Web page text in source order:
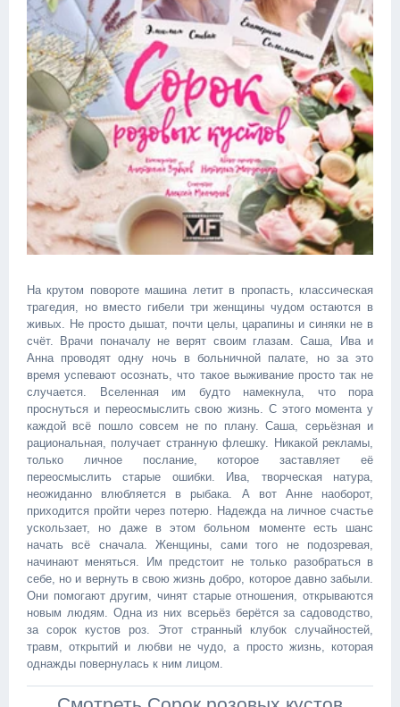
На крутом повороте машина летит в пропасть, классическая
трагедия, но вместо гибели три женщины чудом остаются в
живых. Не просто дышат, почти целы, царапины и синяки не в
счёт. Врачи поначалу не верят своим глазам. Саша, Ива и
Анна проводят одну ночь в больничной палате, но за это
время успевают осознать, что такое выживание просто так не
случается. Вселенная им будто намекнула, что пора
проснуться и переосмыслить свою жизнь. С этого момента у
каждой всё пошло совсем не по плану. Саша, серьёзная и
рациональная, получает странную флешку. Никакой рекламы,
только личное послание, которое заставляет её
переосмыслить старые ошибки. Ива, творческая натура,
неожиданно влюбляется в рыбака. А вот Анне наоборот,
приходится пройти через потерю. Надежда на личное счастье
ускользает, но даже в этом больном моменте есть шанс
начать всё сначала. Женщины, сами того не подозревая,
начинают меняться. Им предстоит не только разобраться в
себе, но и вернуть в свою жизнь добро, которое давно забыли.
Они помогают другим, чинят старые отношения, открываются
новым людям. Одна из них всерьёз берётся за садоводство,
за сорок кустов роз. Этот странный клубок случайностей,
травм, открытий и любви не чудо, а просто жизнь, которая
однажды повернулась к ним лицом.